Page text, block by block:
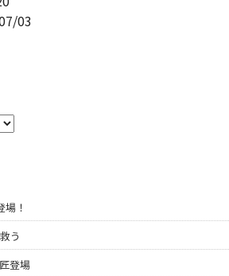
)))彡ヾ(ﾟ▽､ﾟ*)ﾉ♪ 解体作業と解体ショ
る鮪匠が選ばれる理由（解体作業と
？ ...
03
！
う
登場